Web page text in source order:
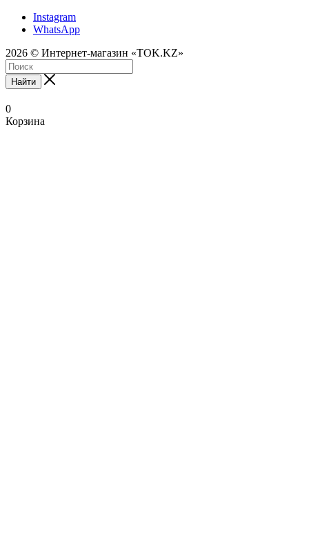
Instagram
WhatsApp
2026 © Интернет-магазин «TOK.KZ»
Найти
0
Корзина